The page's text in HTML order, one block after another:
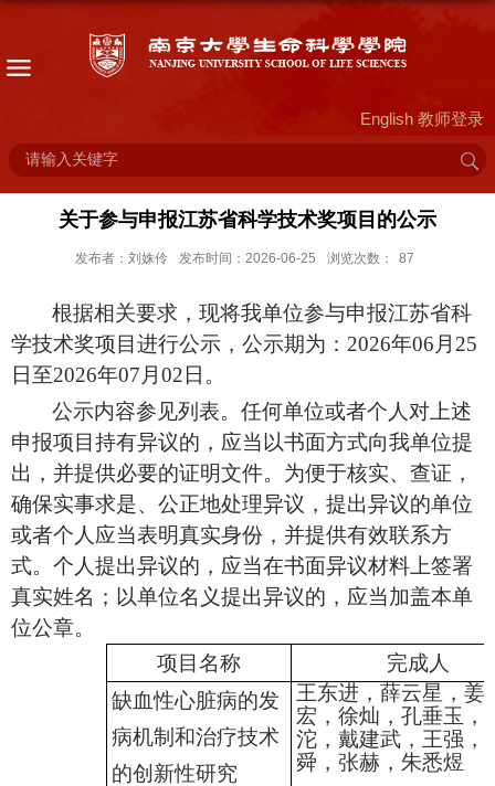
English 教师登录
关于参与申报江苏省科学技术奖项目的公示
发布者：刘姝伶 发布时间：2026-06-25 浏览次数： 87
根据相关要求，现将我单位参与申报江苏省科
学技术奖项目进行公示，公示期为： 2026年06 月 25
日至2026年07 月 02 日。
公示内容参见列表。任何单位或者个人对上述
申报项目持有异议的，应当以书面方式向我单位提
出，并提供必要的证明文件。为便于核实、查证，
确保实事求是、公正地处理异议，提出异议的单位
或者个人应当表明真实身份，并提供有效联系方
式。个人提出异议的，应当在书面异议材料上签署
真实姓名；以单位名义提出异议的，应当加盖本单
位公章。
项目名称
完成人
缺血性心脏病的发
病机制和治疗技术
的创新性研究
王东进，薛云星，姜
宏，徐灿，孔垂玉，
沱，戴建武，王强，
舜，张赫，朱悉煜